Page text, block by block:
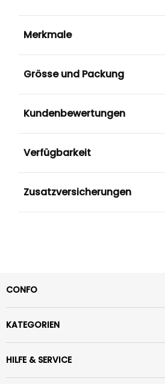
Merkmale
Grösse und Packung
Kundenbewertungen
Verfügbarkeit
Zusatzversicherungen
CONFO
KATEGORIEN
HILFE & SERVICE